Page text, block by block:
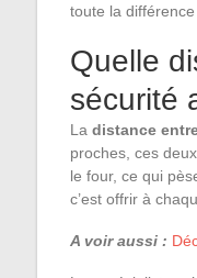
toute la
Quelle
sécurité
La distance
proches, ces
le four, ce qui
c’est offrir à
A voir aussi :